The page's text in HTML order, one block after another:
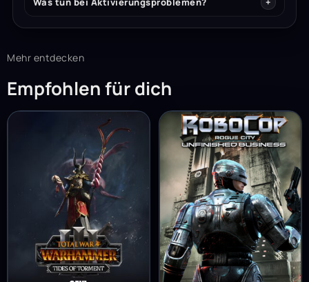
Mehr entdecken
Empfohlen für dich